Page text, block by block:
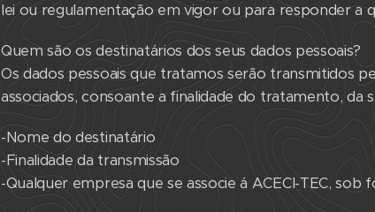
lei ou regulamentação em vigor ou para responder a
Quem são os destinatários dos seus dados pessoais?
Os dados pessoais que tratamos serão transmitidos
associados, consoante a finalidade do tratamento, da
-Nome do destinatário
-Finalidade da transmissão
-Qualquer empresa que se associe á ACECI-TEC, sob